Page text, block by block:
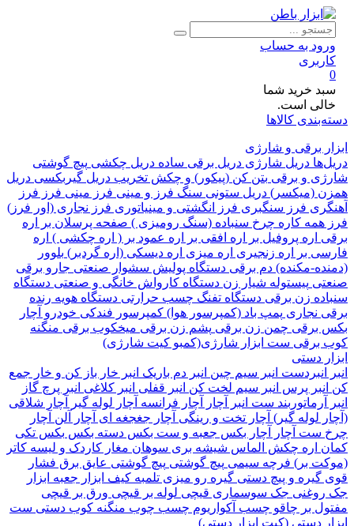
به حساب
خرید شما
است.
کالاها
برقی و شارژی
دریل شارژیدریل برقی ساده دریل چکشیپیچ گوشتی
و برقی بتن کن (پیکور) و چکش تخریبدریل گیربکسیدریل
(میکسر)دریل ستونیسنگ فرز و مینی فرز مینی فرز فرز
فرز سنگبریفرز انگشتی و مینیاتوریفرز نجاری (اور فرز)
کاره چرخ سنباده (سنگ رومیزی )صفحه پرسلان براره
اره پروفیل براره افقی براره عمود بر ( اره چکشی )اره
براره زنجیریاره میزیاره دیسکی (اره گردبر)بلوور
مکنده)دم برقی دستگاه پولیشسشوار صنعتیجارو برقی
پیستولهشیار زندستگاه کارواش خانگی و صنعتیدستگاه
زن برقی دستگاه تفنگ چسب حرارتی دستگاه هویه رنده
نجاریپمپ باد (کمپرسور هوا) کمپرسور فندکی خودروآچار
چمن زن برقی پشم زن برقی میخکوب برقی منگنه
ست ابزار شارژی(کمبو کیت شارژی)
دستی
انبر سیم چین انبر دم باریکانبر خار باز کن و خار جمع
پرس انبر سیم لخت کنانبر قفلی انبر کلاغیانبر پرچگاز
ست انبرآچار آچار فرانسه آچار لوله گیرآچار شلاقی
لوله گیر)آچار تخت و رینگی آچار جغجغه ایآچار آلنآچار
ست آچارآچار بکس جعبه و ست بکس دسته بکس بکس تکی
ارهچکشالماس شیشه بریسوهانمغار کاردک و لیسه کاتر
بر)فرچه سیمیپیچ‌ گوشتیپیچ گوشتی عایق برق فشار
گیره و پیچ دستیگیره رو میزیتلمبه کیف ابزار جعبه ابزار
جک سوسماریقیچی لوله برقیچی ورق بر قیچی
برچاقو چسب آکواریوم چسب چوب منگنه کوب دستیست
دستی (کیت ابزار دستی)